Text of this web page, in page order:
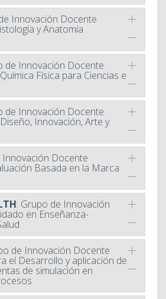
Innovación Docente
y Anatomía
de Innovación Docente
Física para Ciencias e
de Innovación Docente
Innovación, Arte y
Innovación Docente
Basada en la Marca
: Grupo de Innovación
en Enseñanza-
de Innovación Docente
el Desarrollo y aplicación de
de simulación en